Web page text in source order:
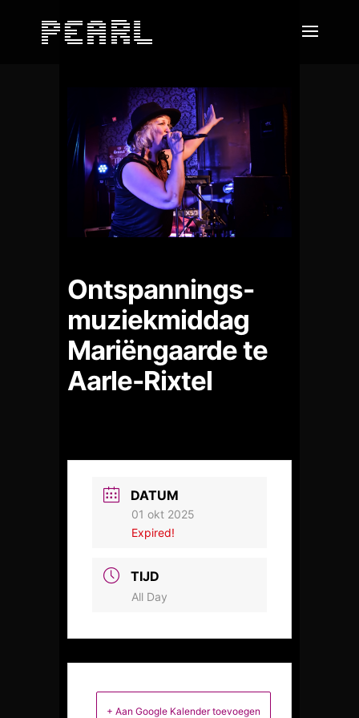
Ontspannings-
muziekmiddag
Mariëngaarde te
Aarle-Rixtel
DATUM
01 okt 2025
Expired!
TIJD
All Day
+ Aan Google Kalender toevoegen